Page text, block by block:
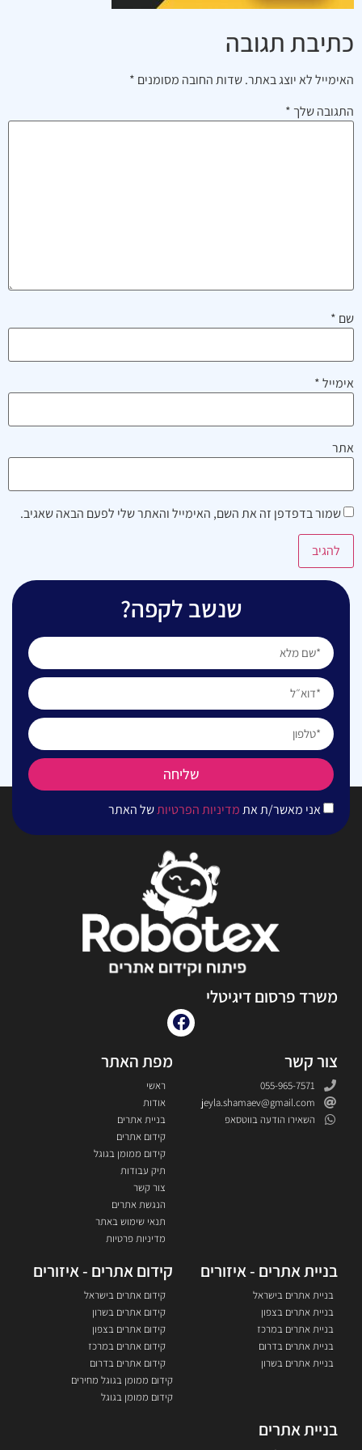
כתיבת תגובה
האימייל לא יוצג באתר.שדות החובה מסומנים *
התגובה שלך *
שם *
אימייל*
אתר
שמור בדפדפן זה את השם, האימייל והאתר שלי לפעם הבאה שאגיב.
שנשב לקפה?
אני מאשר/ת אתמדיניות הפרטיותשל האתר
שליחה
משרד פרסום דיגיטלי
צור קשר
055-965-7571
jeyla.shamaev@gmail.com
השאירו הודעה בווטסאפ
מפת האתר
ראשי
אודות
בניית אתרים
קידום אתרים
קידום ממומן בגוגל
תיק עבודות
צור קשר
הנגשת אתרים
תנאי שימוש באתר
מדיניות פרטיות
בניית אתרים - איזורים
בניית אתרים בישראל
בניית אתרים בצפון
בניית אתרים במרכז
בניית אתרים בדרום
בניית אתרים בשרון
קידום אתרים - איזורים
קידום אתרים בישראל
קידום אתרים בשרון
קידום אתרים בצפון
קידום אתרים במרכז
קידום אתרים בדרום
קידום ממומן בגוגל מחירים
קידום ממומן בגוגל
בניית אתרים